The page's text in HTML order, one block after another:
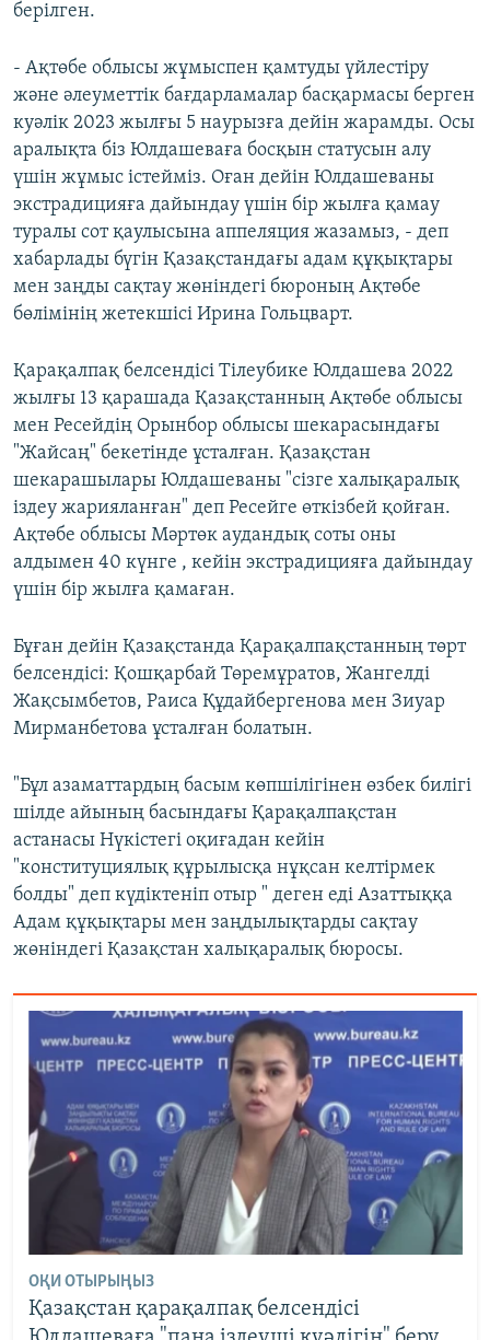
берілген.
- Ақтөбе облысы жұмыспен қамтуды үйлестіру
және әлеуметтік бағдарламалар басқармасы берген
куәлік 2023 жылғы 5 наурызға дейін жарамды. Осы
аралықта біз Юлдашеваға босқын статусын алу
үшін жұмыс істейміз. Оған дейін Юлдашеваны
экстрадицияға дайындау үшін бір жылға қамау
туралы сот қаулысына аппеляция жазамыз, - деп
хабарлады бүгін Қазақстандағы адам құқықтары
мен заңды сақтау жөніндегі бюроның Ақтөбе
бөлімінің жетекшісі Ирина Гольцварт.
Қарақалпақ белсендісі Тілеубике Юлдашева 2022
жылғы 13 қарашада Қазақстанның Ақтөбе облысы
мен Ресейдің Орынбор облысы шекарасындағы
"Жайсаң" бекетінде ұсталған. Қазақстан
шекарашылары Юлдашеваны "сізге халықаралық
іздеу жарияланған" деп Ресейге өткізбей қойған.
Ақтөбе облысы Мәртөк аудандық соты оны
алдымен 40 күнге , кейін экстрадицияға дайындау
үшін бір жылға қамаған.
Бұған дейін Қазақстанда Қарақалпақстанның төрт
белсендісі: Қошқарбай Төремұратов, Жангелді
Жақсымбетов, Раиса Құдайбергенова мен Зиуар
Мирманбетова ұсталған болатын.
"Бұл азаматтардың басым көпшілігінен өзбек билігі
шілде айының басындағы Қарақалпақстан
астанасы Нүкістегі оқиғадан кейін
"конституциялық құрылысқа нұқсан келтірмек
болды" деп күдіктеніп отыр " деген еді Азаттыққа
Адам құқықтары мен заңдылықтарды сақтау
жөніндегі Қазақстан халықаралық бюросы.
ОҚИ ОТЫРЫҢЫЗ
Қазақстан қарақалпақ белсендісі